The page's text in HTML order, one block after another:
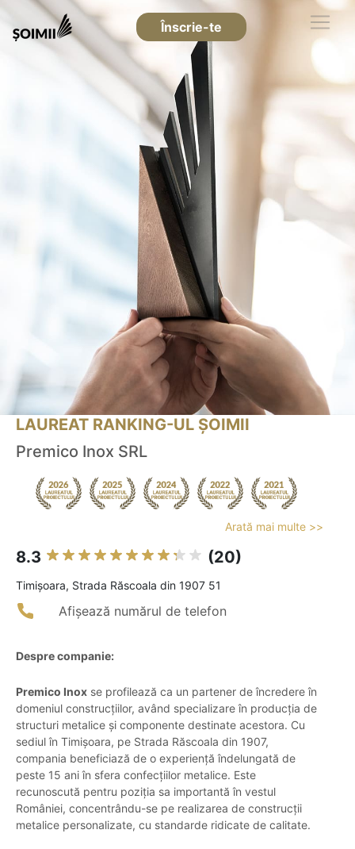
Înscrie-te
LAUREAT RANKING-UL ȘOIMII
Premico Inox SRL
Arată mai multe >>
8.3 (20)
Timişoara, Strada Răscoala din 1907 51
Afișează numărul de telefon
Despre companie:
Premico Inox se profilează ca un partener de încredere în
domeniul construcțiilor, având specializare în producția de
structuri metalice și componente destinate acestora. Cu
sediul în Timișoara, pe Strada Răscoala din 1907,
compania beneficiază de o experiență îndelungată de
peste 15 ani în sfera confecțiilor metalice. Este
recunoscută pentru poziția sa importantă în vestul
României, concentrându-se pe realizarea de construcții
metalice personalizate, cu standarde ridicate de calitate.